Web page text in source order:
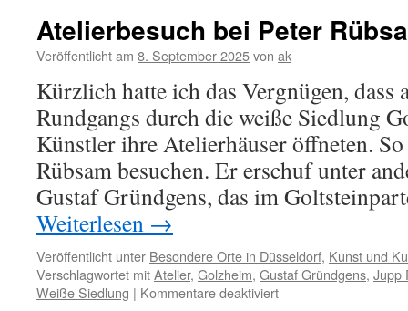
Sassen
Atelierbesuch bei Peter
Veröffentlicht am 8. September 2025von ak
Kürzlich hatte ich das Vergnügen, dass
Rundgangs durch die weiße Siedlung
Künstler ihre Atelierhäuser öffneten.
Rübsam besuchen. Er erschuf unter
Gustaf Gründgens, das im
Weiterlesen →
Veröffentlicht unter Besondere Orte in Düsseldorf, Kunst und
Verschlagwortet mitAtelier, Golzheim, Gustaf Gründgens, Jupp
Weiße Siedlung | Kommentare deaktiviertfür